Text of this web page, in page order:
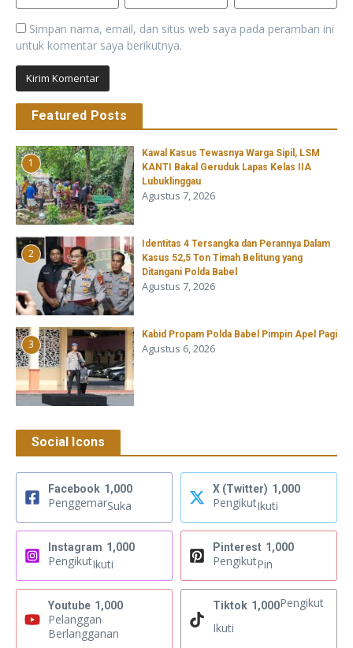
Simpan nama, email, dan situs web saya pada peramban ini
untuk komentar saya berikutnya.
Featured Posts
1
Kawal Kasus Tewasnya Warga Sipil, LSM
KANTI Bakal Geruduk Lapas Kelas IIA
Lubuklinggau
Agustus 7, 2026
2
Identitas 4 Tersangka dan Perannya Dalam
Kasus 52,5 Ton Timah Belitung yang
Ditangani Polda Babel
Agustus 7, 2026
3
Kabid Propam Polda Babel Pimpin Apel Pagi
Agustus 6, 2026
Social Icons
Facebook 1,000
PenggemarSuka
X (Twitter) 1,000
PengikutIkuti
Instagram 1,000
PengikutIkuti
Pinterest 1,000
PengikutPin
Youtube 1,000
Pelanggan
Berlangganan
Tiktok 1,000Pengikut
Ikuti